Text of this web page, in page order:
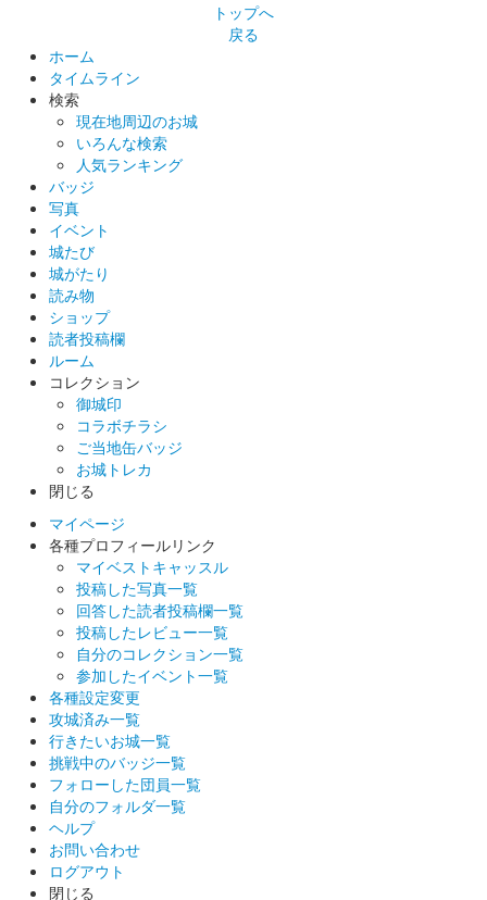
トップへ
戻る
ホーム
タイムライン
検索
現在地周辺のお城
いろんな検索
人気ランキング
バッジ
写真
イベント
城たび
城がたり
読み物
ショップ
読者投稿欄
ルーム
コレクション
御城印
コラボチラシ
ご当地缶バッジ
お城トレカ
閉じる
マイページ
各種プロフィールリンク
マイベストキャッスル
投稿した写真一覧
回答した読者投稿欄一覧
投稿したレビュー一覧
自分のコレクション一覧
参加したイベント一覧
各種設定変更
攻城済み一覧
行きたいお城一覧
挑戦中のバッジ一覧
フォローした団員一覧
自分のフォルダ一覧
ヘルプ
お問い合わせ
ログアウト
閉じる